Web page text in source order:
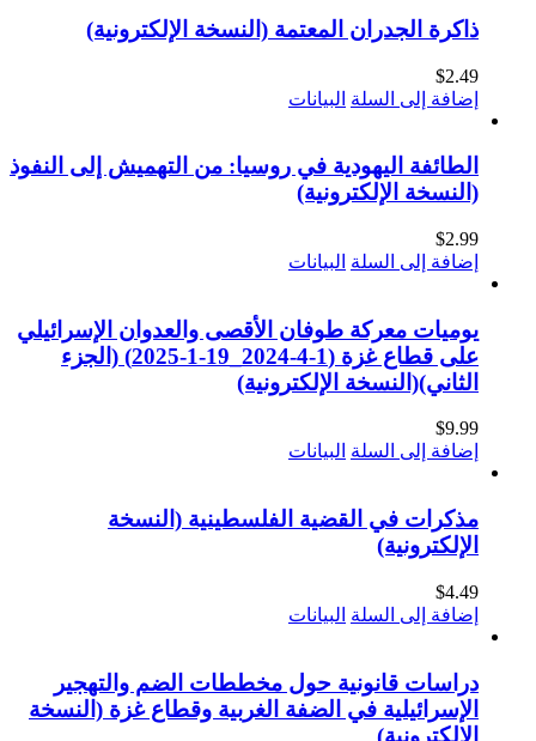
ذاكرة الجدران المعتمة (النسخة الإلكترونية)
$2.49
إضافة إلى السلة البيانات
الطائفة اليهودية في روسيا: من التهميش إلى النفوذ
(النسخة الإلكترونية)
$2.99
إضافة إلى السلة البيانات
يوميات معركة طوفان الأقصى والعدوان الإسرائيلي
على قطاع غزة (1-4-2024_19-1-2025) (الجزء
الثاني)(النسخة الإلكترونية)
$9.99
إضافة إلى السلة البيانات
مذكرات في القضية الفلسطينية (النسخة
الإلكترونية)
$4.49
إضافة إلى السلة البيانات
دراسات قانونية حول مخططات الضم والتهجير
الإسرائيلية في الضفة الغربية وقطاع غزة (النسخة
الإلكترونية)